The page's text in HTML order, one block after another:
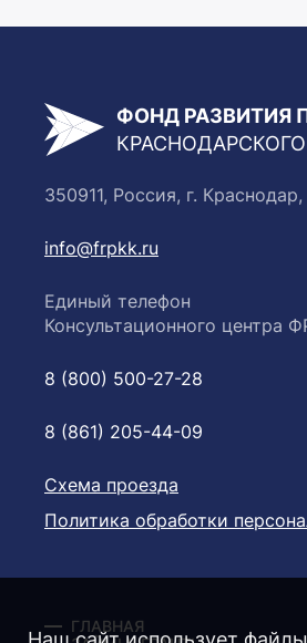
ФОНД
350911, Россия, г.
info@frpkk.ru
Единый телефон
Консультационного центра
8 (800) 500-27-28
8 (861) 205-44-09
Схема проезда
Политика обработки
ГЛАВНАЯ